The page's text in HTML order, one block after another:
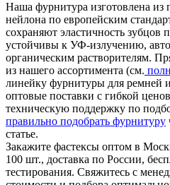
Наша фурнитура изготовлена из
нейлона по европейским
сохраняют эластичность зубцов
устойчивы к УФ-излучению,
органическим растворителям.
из нашего ассортимента (см.
линейку фурнитуры для ремней
оптовые поставки с гибкой
техническую поддержку по
правильно подобрать фурнитуру
статье.
Закажите фастексы оптом в
100 шт., доставка по России,
тестирования. Свяжитесь с